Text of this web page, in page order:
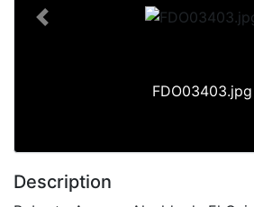
FDO03403.jpg
Previous
Description